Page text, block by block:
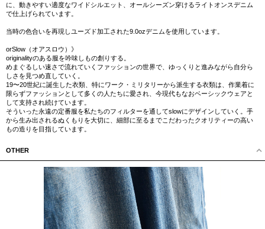
に、動きやすい適度なワイドシルエット、オールシーズン穿けるライトオンスデニム
で仕上げられています。
当時の色合いを再現しユーズド加工された9.0ozデニムを使用しています。
orSlow（オアスロウ）》
originalityのある服を吟味しもの創りする。
めまぐるしい速さで流れていくファッションの世界で、ゆっくりと進みながら自分ら
しさを見つめ直していく。
19〜20世紀に誕生した衣類、特にワーク・ミリタリーから派生する衣類は、作業着に
限らずファッションとして多くの人たちに愛され、今現代もなおベーシックウェアと
して支持され続けています。
そういった永遠の定番服を私たちのフィルターを通してslowにデザインしていく。手
から生み出されるぬくもりを大切に、細部に至るまでこだわったクオリティーの高い
もの造りを目指しています。
OTHER